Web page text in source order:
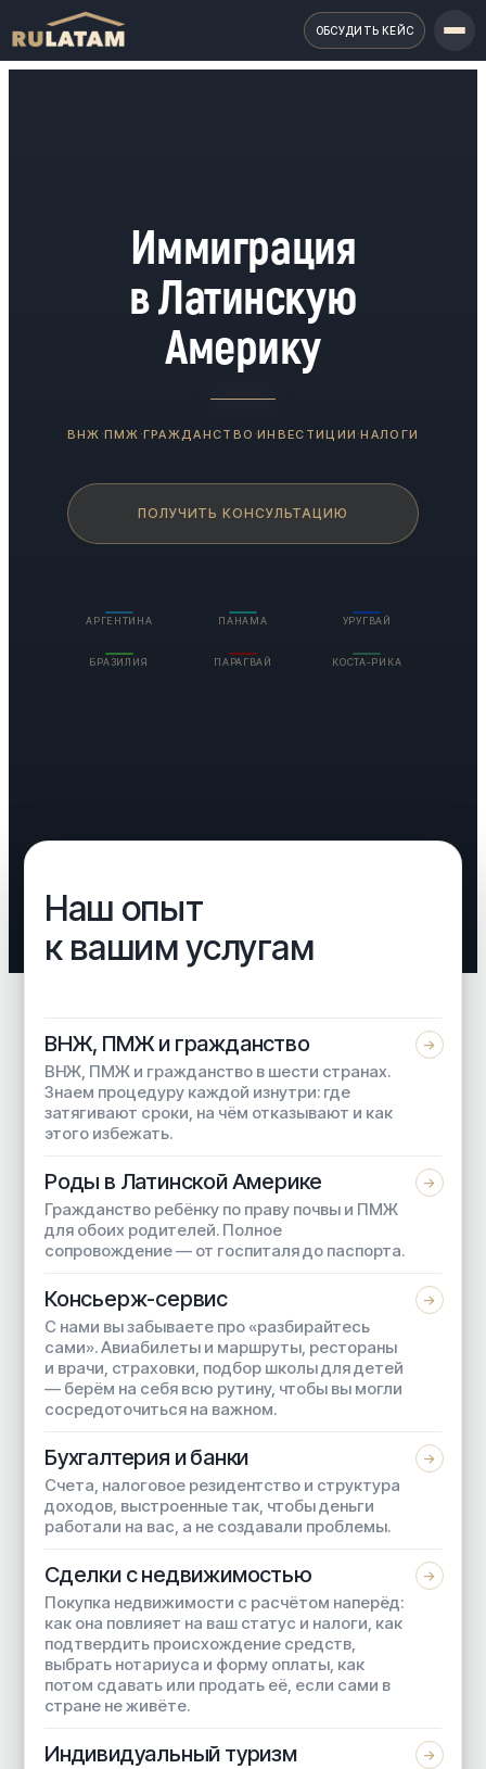
ОБСУДИТЬ КЕЙС
Иммиграция
в Латинскую
Америку
ВНЖ ·ПМЖ ·ГРАЖДАНСТВО ·ИНВЕСТИЦИИ ·НАЛОГИ
ПОЛУЧИТЬ КОНСУЛЬТАЦИЮ
АРГЕНТИНА ПАНАМА УРУГВАЙ
БРАЗИЛИЯ ПАРАГВАЙ КОСТА-РИКА
Наш опыт
к вашим услугам
ВНЖ, ПМЖ и гражданство
ВНЖ, ПМЖ и гражданство в шести странах.
Знаем процедуру каждой изнутри: где
затягивают сроки, на чём отказывают и как
этого избежать.
→
Бухгалтерия и банки
Счета, налоговое резидентство и структура
доходов, выстроенные так, чтобы деньги
работали на вас, а не создавали проблемы.
→
Роды в Латинской Америке
Гражданство ребёнку по праву почвы и ПМЖ
для обоих родителей. Полное
сопровождение — от госпиталя до паспорта.
→
Индивидуальный туризм →
Сделки с недвижимостью
Покупка недвижимости с расчётом наперёд:
как она повлияет на ваш статус и налоги, как
подтвердить происхождение средств,
выбрать нотариуса и форму оплаты, как
потом сдавать или продать её, если сами в
стране не живёте.
→
Консьерж-сервис
С нами вы забываете про «разбирайтесь
сами». Авиабилеты и маршруты, рестораны
и врачи, страховки, подбор школы для детей
— берём на себя всю рутину, чтобы вы могли
сосредоточиться на важном.
→